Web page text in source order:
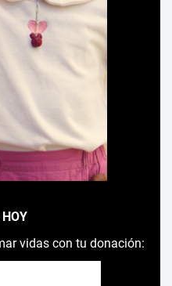
vidas con tu donación: